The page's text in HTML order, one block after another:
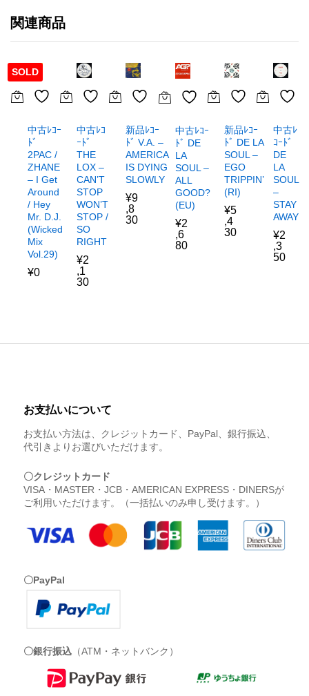
関連商品
SOLD
中古ﾚｺｰ
ﾄﾞ
2PAC /
ZHANE
– I Get
Around
/ Hey
Mr. D.J.
(Wicked
Mix
Vol.29)
¥0
中古ﾚｺ
ｰﾄﾞ
THE
LOX –
CAN’T
STOP
WON’T
STOP /
SO
RIGHT
¥2
,1
30
新品ﾚｺｰ
ﾄﾞ V.A. –
AMERICA
IS DYING
SLOWLY
¥9
,8
30
中古ﾚｺｰ
ﾄﾞ DE
LA
SOUL –
ALL
GOOD?
(EU)
¥2
,6
80
新品ﾚｺｰ
ﾄﾞ DE LA
SOUL –
EGO
TRIPPIN’
(RI)
¥5
,4
30
中古ﾚ
ｺｰﾄﾞ
DE
LA
SOUL
–
STAY
AWAY
¥2
,3
50
お支払いについて
お支払い方法は、クレジットカード、PayPal、銀行振込、
代引きよりお選びいただけます。
〇クレジットカード
VISA・MASTER・JCB・AMERICAN EXPRESS・DINERSが
ご利用いただけます。（一括払いのみ申し受けます。）
〇PayPal
〇銀行振込 （ATM・ネットバンク）